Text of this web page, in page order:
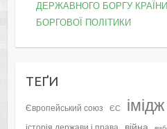
ДЕРЖАВНОГО БОРГУ КРАЇНИ
БОРГОВОЇ ПОЛІТИКИ
ТЕҐИ
Європейський союз ЄС імідж